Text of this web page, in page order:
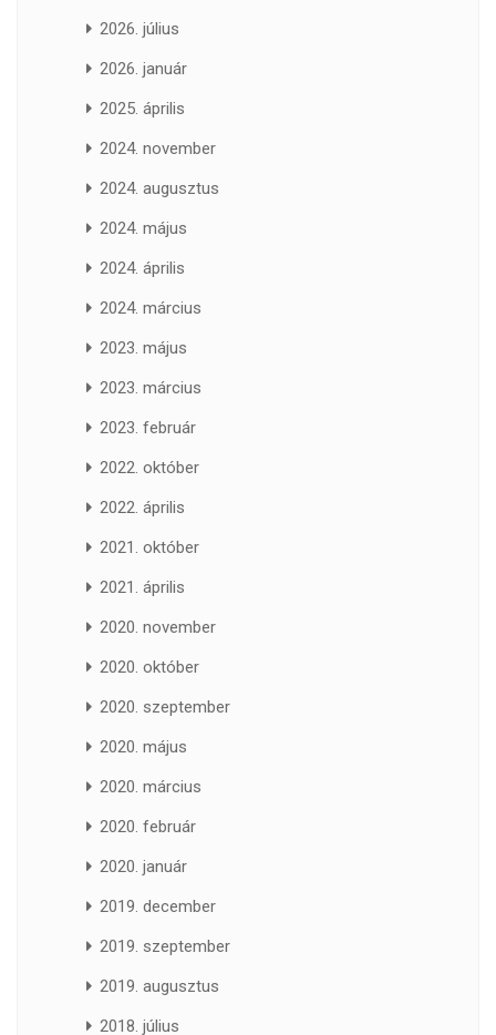
2026. július
2026. január
2025. április
2024. november
2024. augusztus
2024. május
2024. április
2024. március
2023. május
2023. március
2023. február
2022. október
2022. április
2021. október
2021. április
2020. november
2020. október
2020. szeptember
2020. május
2020. március
2020. február
2020. január
2019. december
2019. szeptember
2019. augusztus
2018. július